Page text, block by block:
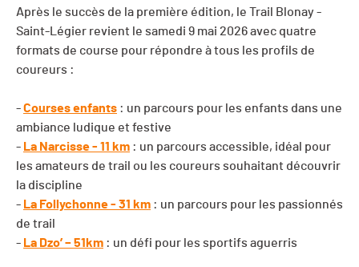
Après le succès de la première édition, le Trail Blonay -
Saint-Légier revient le samedi 9 mai 2026 avec quatre
formats de course pour répondre à tous les profils de
coureurs :
-Courses enfants : un parcours pour les enfants dans une
ambiance ludique et festive
- La Narcisse - 11 km : un parcours accessible, idéal pour
les amateurs de trail ou les coureurs souhaitant découvrir
la discipline
- La Follychonne - 31 km : un parcours pour les passionnés
de trail
- La Dzo’ – 51km : un défi pour les sportifs aguerris